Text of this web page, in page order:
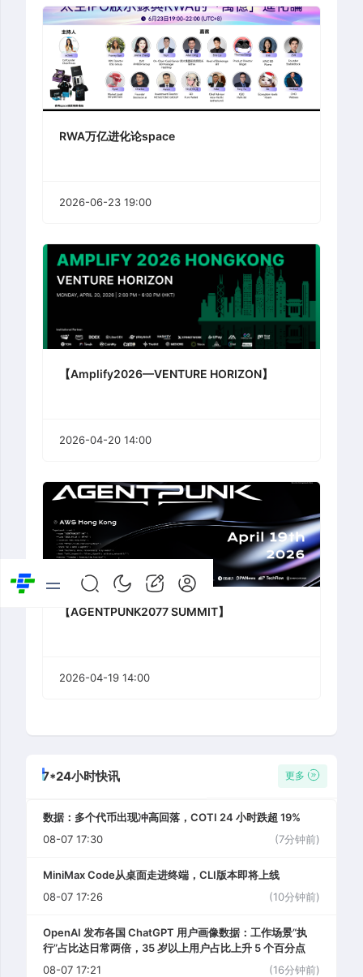
RWA万亿进化论space
2026-06-23 19:00
【Amplify2026—VENTURE HORIZON】
2026-04-20 14:00
【AGENTPUNK2077 SUMMIT】
2026-04-19 14:00
7*24小时快讯 更多
数据：多个代币出现冲高回落，COTI 24 小时跌超 19%
08-07 17:30
(7分钟前)
MiniMax Code从桌面走进终端，CLI版本即将上线
08-07 17:26
(10分钟前)
OpenAI 发布各国 ChatGPT 用户画像数据：工作场景“执
行”占比达日常两倍，35 岁以上用户占比上升 5 个百分点
08-07 17:21
(16分钟前)